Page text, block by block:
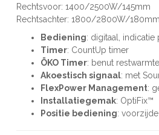
Rechtsvoor: 1400/2500W/145mm
Rechtsachter: 1800/2800W/180mm
Bediening: digitaal, indicatie
Timer: CountUp timer
ÖKO Timer: benut
Akoestisch signaal: met
FlexPower Management:
Installatiegemak: OptiFix™
Positie bediening: